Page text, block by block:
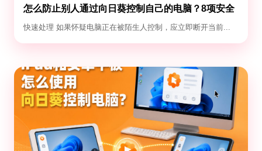
怎么防止别人通过向日葵控制自己的电脑？8项安全
设置
快速处理 如果怀疑电脑正在被陌生人控制，应立即断开当前...